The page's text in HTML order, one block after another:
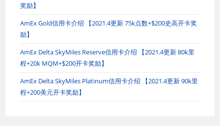
奖励】
AmEx Gold信用卡介绍 【2021.4更新 75k点数+$200史高开卡奖
励】
AmEx Delta SkyMiles Reserve信用卡介绍 【2021.4更新 80k里
程+20k MQM+$200开卡奖励】
AmEx Delta SkyMiles Platinum信用卡介绍 【2021.4更新 90k里
程+200美元开卡奖励】